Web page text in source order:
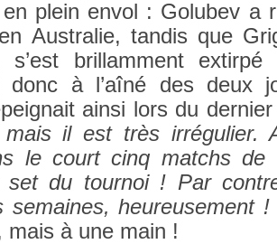
plein envol : Golubev a
Australie, tan­dis que
s’est bril­lam­ment ex­tirpé
donc à l’aîné des deux
ainsi lors du
il est très ir­réguli­er.
le court cinq matchs de
set du tour­noi ! Par
semaines, heureuse­ment !
mais à une main !